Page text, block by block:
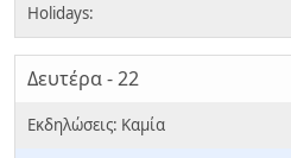
Δευτέρα - 22